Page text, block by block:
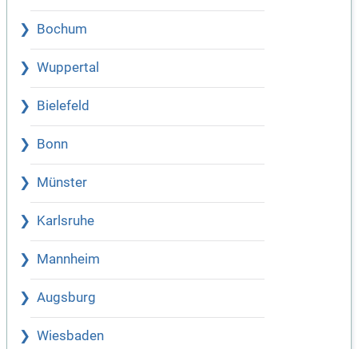
Bochum
Wuppertal
Bielefeld
Bonn
Münster
Karlsruhe
Mannheim
Augsburg
Wiesbaden